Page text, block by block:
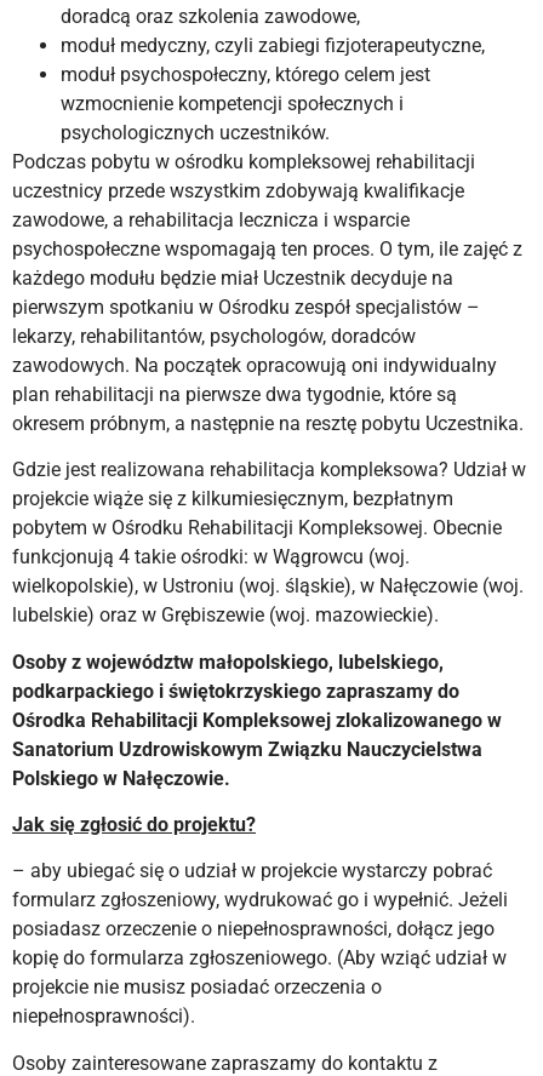
doradcą oraz szkolenia zawodowe,
moduł medyczny, czyli zabiegi fizjoterapeutyczne,
moduł psychospołeczny, którego celem jest
wzmocnienie kompetencji społecznych i
psychologicznych uczestników.
Podczas pobytu w ośrodku kompleksowej rehabilitacji
uczestnicy przede wszystkim zdobywają kwalifikacje
zawodowe, a rehabilitacja lecznicza i wsparcie
psychospołeczne wspomagają ten proces. O tym, ile zajęć z
każdego modułu będzie miał Uczestnik decyduje na
pierwszym spotkaniu w Ośrodku zespół specjalistów –
lekarzy, rehabilitantów, psychologów, doradców
zawodowych. Na początek opracowują oni indywidualny
plan rehabilitacji na pierwsze dwa tygodnie, które są
okresem próbnym, a następnie na resztę pobytu Uczestnika.
Gdzie jest realizowana rehabilitacja kompleksowa? Udział w
projekcie wiąże się z kilkumiesięcznym, bezpłatnym
pobytem w Ośrodku Rehabilitacji Kompleksowej. Obecnie
funkcjonują 4 takie ośrodki: w Wągrowcu (woj.
wielkopolskie), w Ustroniu (woj. śląskie), w Nałęczowie (woj.
lubelskie) oraz w Grębiszewie (woj. mazowieckie).
Osoby z województw małopolskiego, lubelskiego,
podkarpackiego i świętokrzyskiego zapraszamy do
Ośrodka Rehabilitacji Kompleksowej zlokalizowanego w
Sanatorium Uzdrowiskowym Związku Nauczycielstwa
Polskiego w Nałęczowie.
Jak się zgłosić do projektu?
– aby ubiegać się o udział w projekcie wystarczy pobrać
formularz zgłoszeniowy, wydrukować go i wypełnić. Jeżeli
posiadasz orzeczenie o niepełnosprawności, dołącz jego
kopię do formularza zgłoszeniowego. (Aby wziąć udział w
projekcie nie musisz posiadać orzeczenia o
niepełnosprawności).
Osoby zainteresowane zapraszamy do kontaktu z